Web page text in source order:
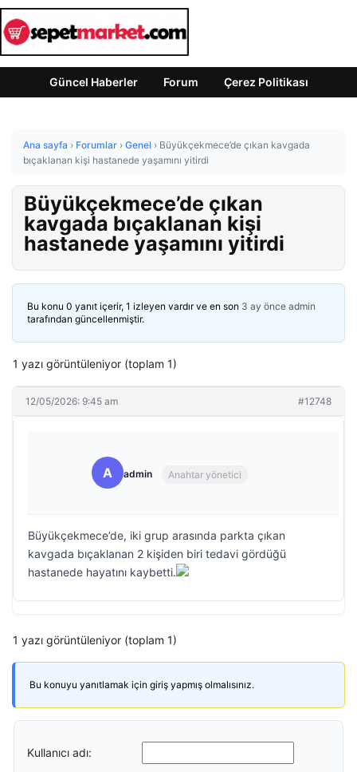
Güncel Haberler Forum Çerez Politikası
Ana sayfa › Forumlar › Genel › Büyükçekmece’de çıkan kavgada
bıçaklanan kişi hastanede yaşamını yitirdi
Büyükçekmece’de çıkan
kavgada bıçaklanan kişi
hastanede yaşamını yitirdi
Bu konu 0 yanıt içerir, 1 izleyen vardır ve en son 3 ay önce admin
tarafından güncellenmiştir.
1 yazı görüntüleniyor (toplam 1)
12/05/2026: 9:45 am #12748
A admin Anahtar yönetici
Büyükçekmece’de, iki grup arasında parkta çıkan
kavgada bıçaklanan 2 kişiden biri tedavi gördüğü
hastanede hayatını kaybetti.
1 yazı görüntüleniyor (toplam 1)
Bu konuyu yanıtlamak için giriş yapmış olmalısınız.
Kullanıcı adı: